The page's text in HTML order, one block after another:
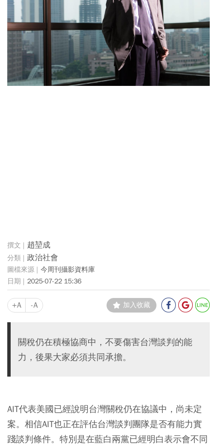
趙堃成
政治社會
今周刊攝影資料庫
2025-07-22 15:36
+A -A 加入收藏
關稅仍在積極協商中，不要傷害台灣談判的能
力，後果大家必須共同承擔。
AIT代表美國已經說明台灣關稅仍在協議中，尚未定
案。相信AIT也正在評估台灣談判團隊是否有能力實
踐談判條件。特別是在藍白兩黨已經明白表示會不同